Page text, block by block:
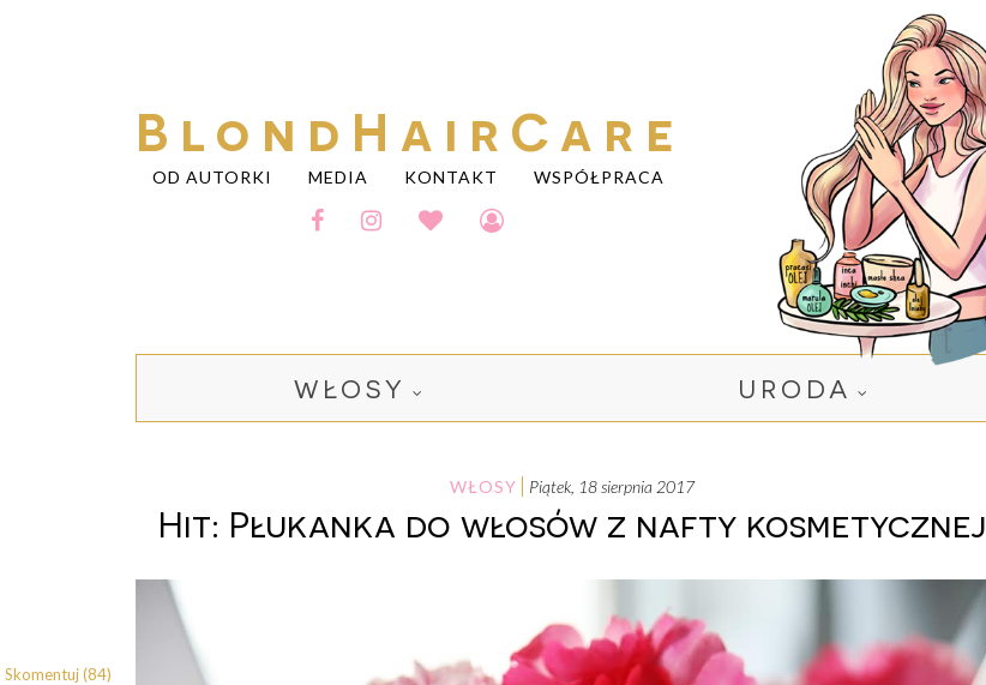
BlondHairCare
OD AUTORKI MEDIA KONTAKT WSPÓŁPRACA
WŁOSY URODA
WŁOSY piątek, 18 sierpnia 2017
Hit: Płukanka do włosów z nafty kosmetycznej
Skomentuj (84)